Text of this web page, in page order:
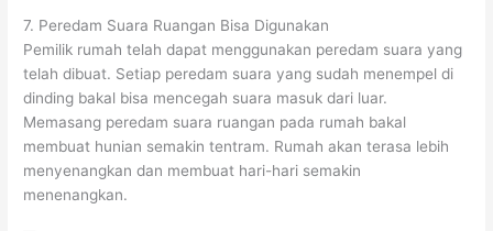
7. Peredam Suara Ruangan Bisa Digunakan
Pemilik rumah telah dapat menggunakan peredam suara yang
telah dibuat. Setiap peredam suara yang sudah menempel di
dinding bakal bisa mencegah suara masuk dari luar.
Memasang peredam suara ruangan pada rumah bakal
membuat hunian semakin tentram. Rumah akan terasa lebih
menyenangkan dan membuat hari-hari semakin
menenangkan.